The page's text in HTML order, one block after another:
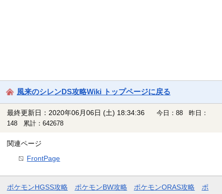
風来のシレンDS攻略Wiki トップページに戻る
最終更新日：2020年06月06日 (土) 18:34:36
今日：88 昨日：
148 累計：642678
関連ページ
FrontPage
ポケモンHGSS攻略 ポケモンBW攻略 ポケモンORAS攻略 ポ